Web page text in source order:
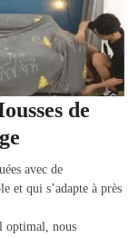
de
avec de
et qui s’adapte à près
optimal, nous